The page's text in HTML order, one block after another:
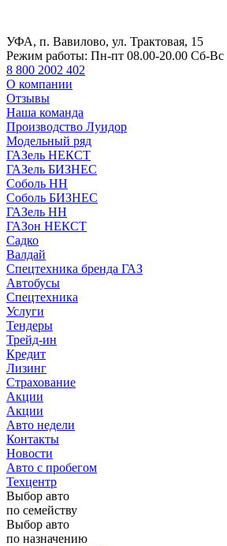
УФА, п. Вавилово, ул. Трактовая, 15
Режим работы: Пн-пт 08.00-20.00 Сб-Вс
8 800 2002 402
О компании
Отзывы
Наша команда
Производство Луидор
Модельный ряд
ГАЗель НЕКСТ
ГАЗель БИЗНЕС
Соболь НН
Соболь БИЗНЕС
ГАЗель НН
ГАЗон НЕКСТ
Садко
Валдай
Спецтехника бренда ГАЗ
Автобусы
Спецтехника
Услуги
Тендеры
Трейд-ин
Кредит
Лизинг
Страхование
Акции
Акции
Авто недели
Контакты
Новости
Авто с пробегом
Техцентр
Выбор авто
по семейству
Выбор авто
по назначению